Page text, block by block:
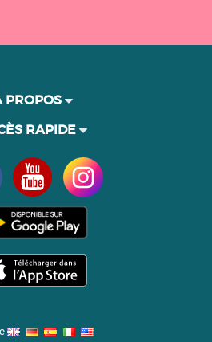
PROPOS
RAPIDE